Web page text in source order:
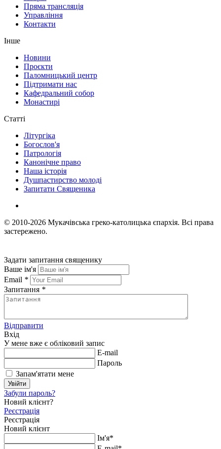
Пряма трансляція
Управління
Контакти
Інше
Новини
Проєкти
Паломницький центр
Підтримати нас
Кафедральний собор
Монастирі
Статті
Літургіка
Богослов'я
Патрологія
Канонічне право
Наша історія
Душпастирство молоді
Запитати Священика
© 2010-2026 Мукачівська греко-католицька єпархія. Всі права
застережено.
Задати запитання священику
Ваше ім'я
Email *
Запитання *
Відправити
Вхід
У мене вже є обліковий запис
E-mail
Пароль
Запам'ятати мене
Увійти
Забули пароль?
Новий клієнт?
Реєстрація
Реєстрація
Новий клієнт
Ім'я*